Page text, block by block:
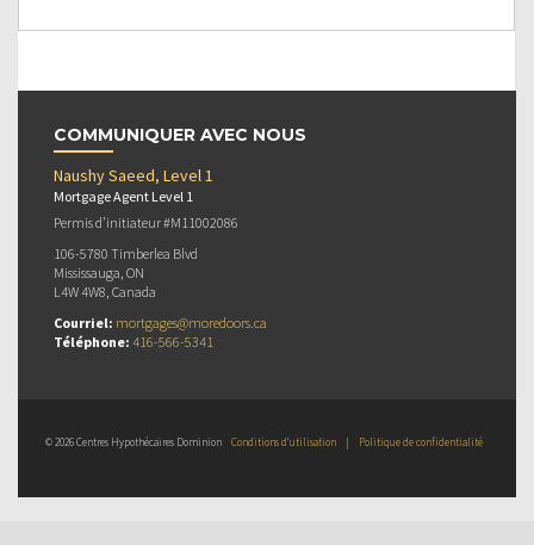
COMMUNIQUER AVEC NOUS
Naushy Saeed, Level 1
Mortgage Agent Level 1
Permis d’initiateur #M11002086
106-5780 Timberlea Blvd
Mississauga, ON
L4W 4W8, Canada
Courriel: mortgages@moredoors.ca
Téléphone: 416-566-5341
© 2026 Centres Hypothécaires Dominion Conditions d’utilisation | Politique de confidentialité